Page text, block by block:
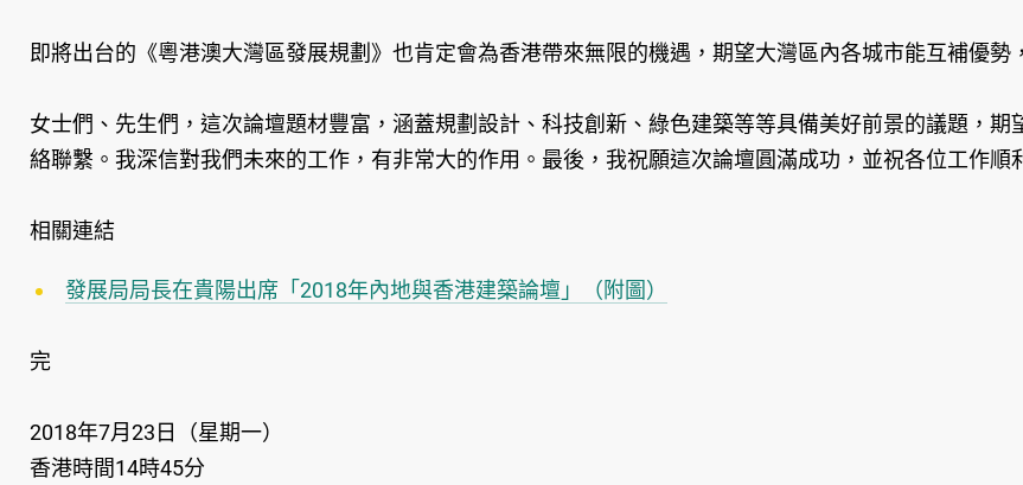
即將出台的《粵港澳大灣區發展規劃》也肯定會為香港帶來無限的機遇，期望大灣區內各城市能互補優勢
女士們、先生們，這次論壇題材豐富，涵蓋規劃設計、科技創新、綠色建築等等具備美好前景的議題，
絡聯繫。我深信對我們未來的工作，有非常大的作用。最後，我祝願這次論壇圓滿成功，並祝各位工作順
相關連結
發展局局長在貴陽出席「2018年內地與香港建築論壇」（附圖）
完
2018年7月23日（星期一）
香港時間14時45分